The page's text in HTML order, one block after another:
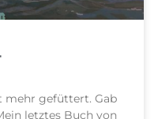
mehr gefüttert. Gab
letztes Buch von